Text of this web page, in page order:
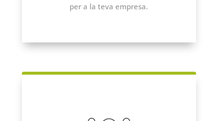
per a la teva empresa.